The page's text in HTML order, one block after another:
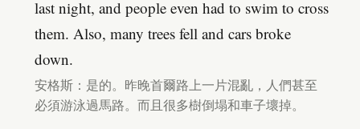
last night, and people even had to swim to cross
them. Also, many trees fell and cars broke
down.
安格斯：是的。昨晚首爾路上一片混亂，人們甚至
必須游泳過馬路。而且很多樹倒塌和車子壞掉。